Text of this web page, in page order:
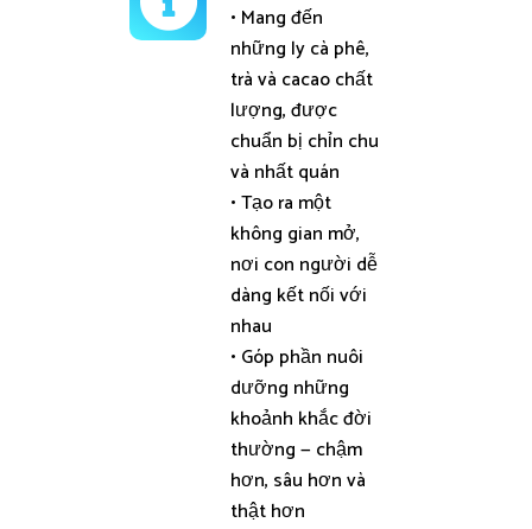
• Mang đến
những ly cà phê,
trà và cacao chất
lượng, được
chuẩn bị chỉn chu
và nhất quán
• Tạo ra một
không gian mở,
nơi con người dễ
dàng kết nối với
nhau
• Góp phần nuôi
dưỡng những
khoảnh khắc đời
thường — chậm
hơn, sâu hơn và
thật hơn